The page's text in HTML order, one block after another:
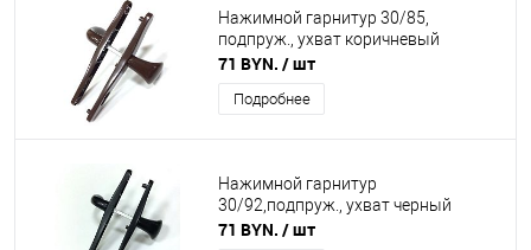
Нажимной гарнитур 30/85,
подпруж., ухват коричневый
71 BYN. / шт
Подробнее
Нажимной гарнитур
30/92,подпруж., ухват черный
71 BYN. / шт